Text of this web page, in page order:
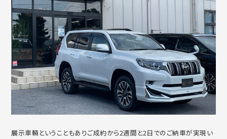
展示車輛ということもありご成約から2週間と2日でのご納車が実現い